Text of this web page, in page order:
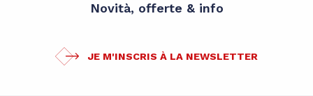
Novità, offerte & info
JE M'INSCRIS À LA NEWSLETTER